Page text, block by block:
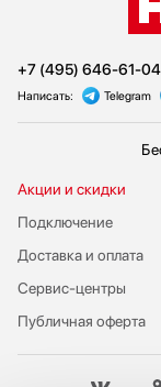
+7 (495) 646-61-04
Написать: Telegram
Акции и скидки
Подключение
Публичная оферта
Сервис-центры
Доставка и оплата